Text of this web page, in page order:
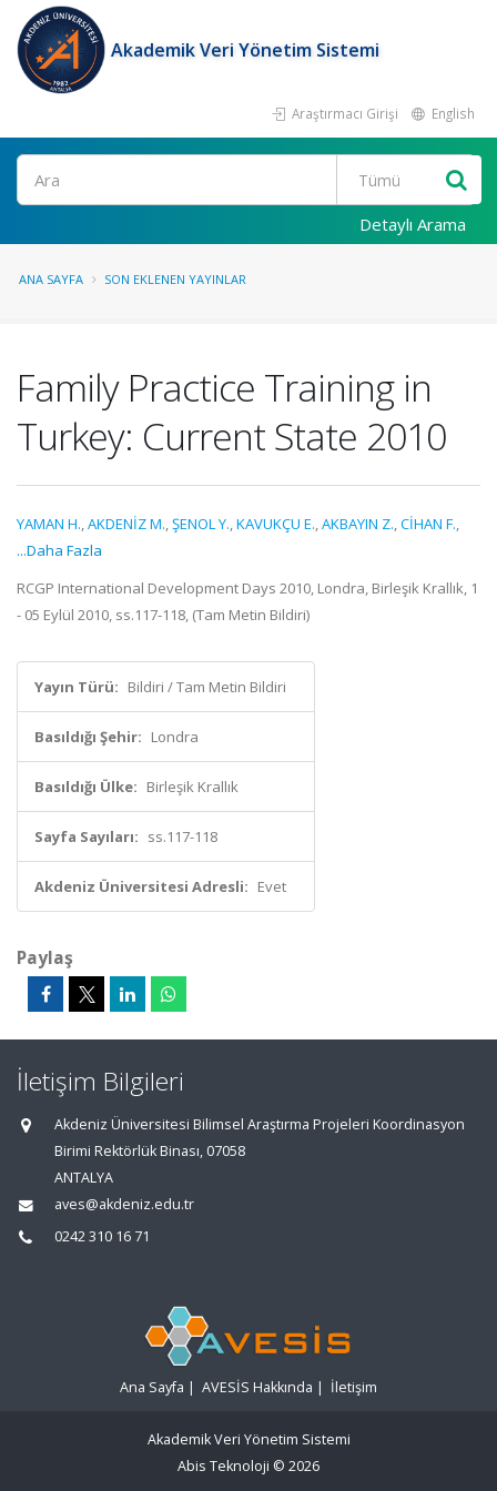
Akademik Veri Yönetim Sistemi
Araştırmacı Girişi English
Ara
Detaylı Arama
ANA SAYFA SON EKLENEN YAYINLAR
Family Practice Training in
Turkey: Current State 2010
YAMAN H.,AKDENİZ M.,ŞENOL Y.,KAVUKÇU E.,AKBAYIN Z.,CİHAN F.,
...Daha Fazla
RCGP International Development Days 2010, Londra, Birleşik Krallık, 1
- 05 Eylül 2010, ss.117-118, (Tam Metin Bildiri)
Yayın Türü: Bildiri / Tam Metin Bildiri
Basıldığı Şehir: Londra
Basıldığı Ülke: Birleşik Krallık
Sayfa Sayıları: ss.117-118
Akdeniz Üniversitesi Adresli: Evet
Paylaş
İletişim Bilgileri
Akdeniz Üniversitesi Bilimsel Araştırma Projeleri Koordinasyon
Birimi Rektörlük Binası, 07058
ANTALYA
aves@akdeniz.edu.tr
0242 310 16 71
Ana Sayfa | AVESİS Hakkında | İletişim
Akademik Veri Yönetim Sistemi
Abis Teknoloji © 2026